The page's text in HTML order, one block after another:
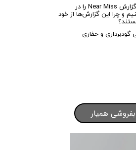
چگونه فرهنگ گزارش Near Miss را در
و چرا این گزارش‌ها از خود
گودبرداری و حفاری
همیار